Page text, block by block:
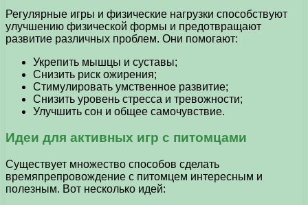
Регулярные игры и физические нагрузки способствуют
улучшению физической формы и предотвращают
развитие различных проблем. Они помогают:
Укрепить мышцы и суставы;
Снизить риск ожирения;
Стимулировать умственное развитие;
Снизить уровень стресса и тревожности;
Улучшить сон и общее самочувствие.
Идеи для активных игр с питомцами
Существует множество способов сделать
времяпрепровождение с питомцем интересным и
полезным. Вот несколько идей: